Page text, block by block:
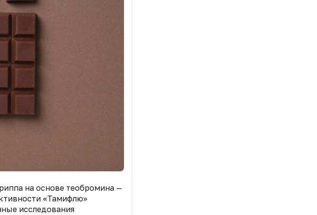
на основе теобромина —
«Тамифлю»
исследования